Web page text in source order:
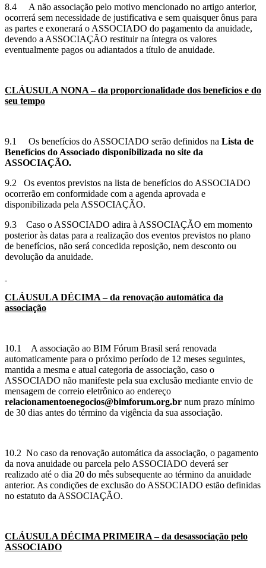
8.4 A não associação pelo motivo mencionado no artigo anterior,
ocorrerá sem necessidade de justificativa e sem quaisquer ônus para
as partes e exonerará o ASSOCIADO do pagamento da anuidade,
devendo a ASSOCIAÇÃO restituir na íntegra os valores
eventualmente pagos ou adiantados a título de anuidade.
CLÁUSULA NONA – da proporcionalidade dos benefícios e do
seu tempo
9.1 Os benefícios do ASSOCIADO serão definidos na Lista de
Benefícios do Associado disponibilizada no site da
ASSOCIAÇÃO.
9.2 Os eventos previstos na lista de benefícios do ASSOCIADO
ocorrerão em conformidade com a agenda aprovada e
disponibilizada pela ASSOCIAÇÃO.
9.3 Caso o ASSOCIADO adira à ASSOCIAÇÃO em momento
posterior às datas para a realização dos eventos previstos no plano
de benefícios, não será concedida reposição, nem desconto ou
devolução da anuidade.
CLÁUSULA DÉCIMA – da renovação automática da
associação
10.1 A associação ao BIM Fórum Brasil será renovada
automaticamente para o próximo período de 12 meses seguintes,
mantida a mesma e atual categoria de associação, caso o
ASSOCIADO não manifeste pela sua exclusão mediante envio de
mensagem de correio eletrônico ao endereço
relacionamentoenegocios@bimforum.org.br num prazo mínimo
de 30 dias antes do término da vigência da sua associação.
10.2 No caso da renovação automática da associação, o pagamento
da nova anuidade ou parcela pelo ASSOCIADO deverá ser
realizado até o dia 20 do mês subsequente ao término da anuidade
anterior. As condições de exclusão do ASSOCIADO estão definidas
no estatuto da ASSOCIAÇÃO.
CLÁUSULA DÉCIMA PRIMEIRA – da desassociação pelo
ASSOCIADO